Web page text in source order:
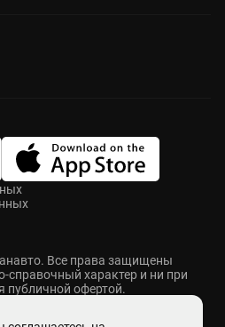
Все права защищены
справочный характер и ни при
публичной офертой.
автосалонов в Москве. Мы
обслуживание